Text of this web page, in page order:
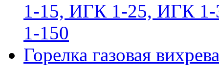
1-15, ИГК 1-25, ИГК
1-150
Горелка газовая